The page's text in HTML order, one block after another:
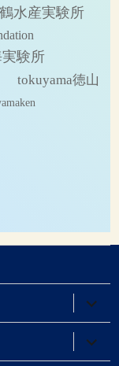
水産実験所
実験所
tokuyama徳山
ブ
メ
ニ
ュ
ー
ブ
メ